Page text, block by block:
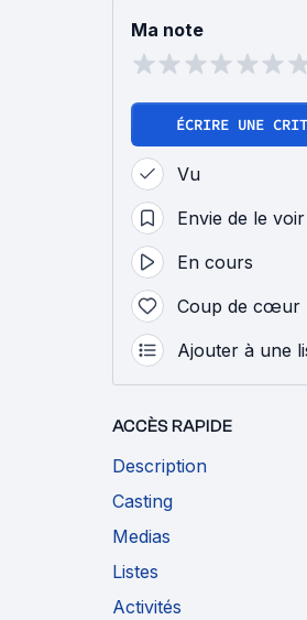
Ma note
ÉCRIRE UNE
Vu
Envie de le voir
En cours
Coup de cœur
Ajouter à une
ACCÈS RAPIDE
Description
Casting
Medias
Listes
Activités